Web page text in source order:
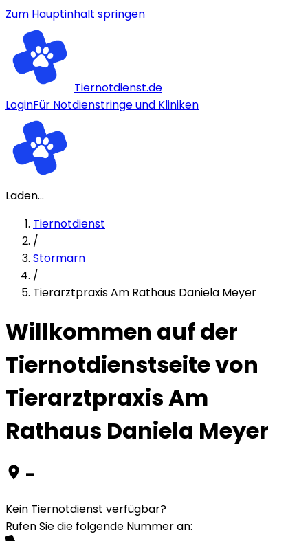
Zum Hauptinhalt springen
Tiernotdienst.de
LoginFür Notdienstringe und Kliniken
Laden...
Tiernotdienst
/
Stormarn
/
Tierarztpraxis Am Rathaus Daniela Meyer
Willkommen auf der
Tiernotdienstseite von
Tierarztpraxis Am
Rathaus Daniela Meyer
-
Kein Tiernotdienst verfügbar?
Rufen Sie die folgende Nummer an: